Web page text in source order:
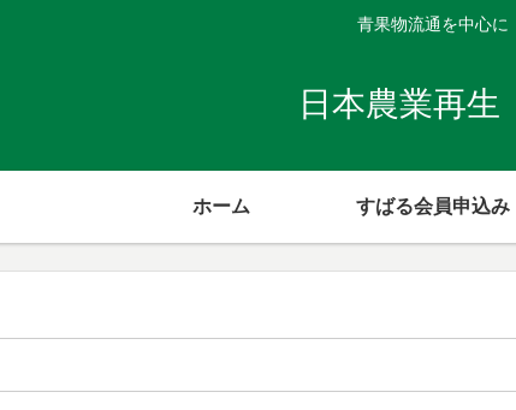
青果物流通を中心に
日本農業再
ホーム すばる会員申込み